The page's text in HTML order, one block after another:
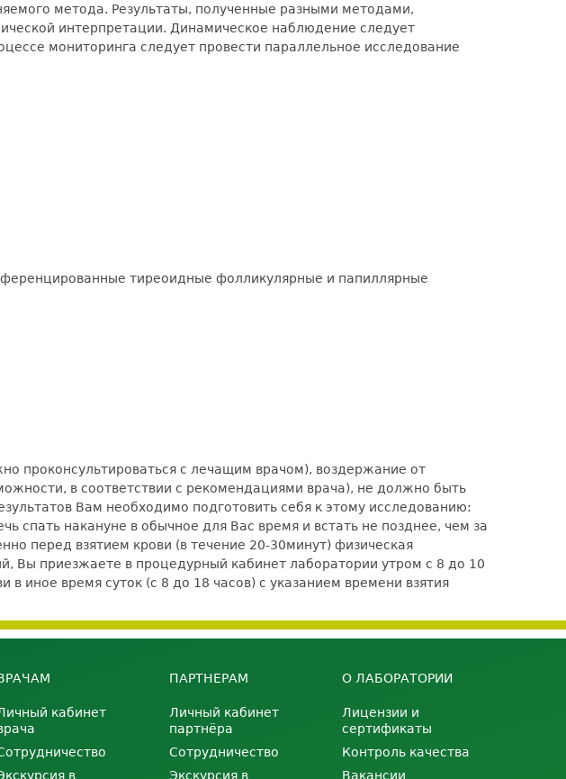
метода. Результаты, полученные разными методами,
интерпретации. Динамическое наблюдение следует
мониторинга следует провести параллельное исследование
тиреоидные фолликулярные и папиллярные
проконсультироваться с лечащим врачом), воздержание от
в соответствии с рекомендациями врача), не должно быть
Вам необходимо подготовить себя к этому исследованию:
спать накануне в обычное для Вас время и встать не позднее, чем за
перед взятием крови (в течение 20-30минут) физическая
приезжаете в процедурный кабинет лаборатории утром с 8 до 10
иное время суток (с 8 до 18 часов) с указанием времени взятия
кабинет
в
ПАРТНЕРАМ
Личный кабинет
партнёра
Сотрудничество
Экскурсия в
О ЛАБОРАТОРИИ
Лицензии и
сертификаты
Контроль качества
Вакансии